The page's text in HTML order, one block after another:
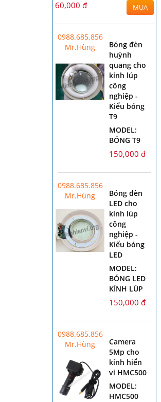
60,000 đ MUA
0988.685.856
Mr.Hùng
Bóng đèn
huỳnh
quang cho
kính lúp
công
nghiệp -
Kiểu bóng
T9
MODEL:
BÓNG T9
150,000 đ
0988.685.856
Mr.Hùng
Bóng đèn
LED cho
kính lúp
công
nghiệp -
Kiểu bóng
LED
MODEL:
BÓNG LED
KÍNH LÚP
150,000 đ
0988.685.856
Mr.Hùng
Camera
5Mp cho
kính hiển
vi HMC500
MODEL:
HMC500